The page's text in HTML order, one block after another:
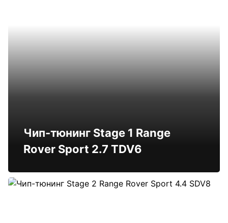
Чип-тюнинг Stage 1 Range
Rover Sport 2.7 TDV6